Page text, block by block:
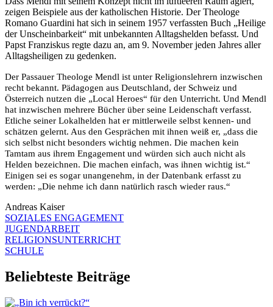
zeigen Beispiele aus der katholischen Historie. Der Theologe
Romano Guardini hat sich in seinem 1957 verfassten Buch „Heilige
der Unscheinbarkeit“ mit unbekannten Alltagshelden befasst. Und
Papst Franziskus regte dazu an, am 9. November jeden Jahres aller
Alltagsheiligen zu gedenken.
Der Passauer Theologe Mendl ist unter Religionslehrern inzwischen
recht bekannt. Pädagogen aus Deutschland, der Schweiz und
Österreich nutzen die „Local Heroes“ für den Unterricht. Und Mendl
hat inzwischen mehrere Bücher über seine Leidenschaft verfasst.
Etliche seiner Lokalhelden hat er mittlerweile selbst kennen- und
schätzen gelernt. Aus den Gesprächen mit ihnen weiß er, „dass die
sich selbst nicht besonders wichtig nehmen. Die machen kein
Tamtam aus ihrem Engagement und würden sich auch nicht als
Helden bezeichnen. Die machen einfach, was ihnen wichtig ist.“
Einigen sei es sogar unangenehm, in der Datenbank erfasst zu
werden: „Die nehme ich dann natürlich rasch wieder raus.“
Andreas Kaiser
SOZIALES ENGAGEMENT
JUGENDARBEIT
RELIGIONSUNTERRICHT
SCHULE
Beliebteste Beiträge